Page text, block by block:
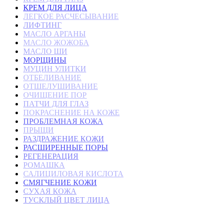
КРЕМ ДЛЯ ЛИЦА
ЛЕГКОЕ РАСЧЕСЫВАНИЕ
ЛИФТИНГ
МАСЛО АРГАНЫ
МАСЛО ЖОЖОБА
МАСЛО ШИ
МОРЩИНЫ
МУЦИН УЛИТКИ
ОТБЕЛИВАНИЕ
ОТШЕЛУШИВАНИЕ
ОЧИЩЕНИЕ ПОР
ПАТЧИ ДЛЯ ГЛАЗ
ПОКРАСНЕНИЕ НА КОЖЕ
ПРОБЛЕМНАЯ КОЖА
ПРЫЩИ
РАЗДРАЖЕНИЕ КОЖИ
РАСШИРЕННЫЕ ПОРЫ
РЕГЕНЕРАЦИЯ
РОМАШКА
САЛИЦИЛОВАЯ КИСЛОТА
СМЯГЧЕНИЕ КОЖИ
СУХАЯ КОЖА
ТУСКЛЫЙ ЦВЕТ ЛИЦА